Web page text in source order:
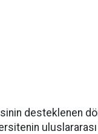
desteklenen